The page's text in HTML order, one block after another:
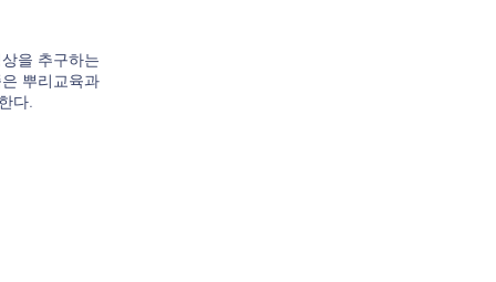
을 추구하는
뿌리교육과
다.